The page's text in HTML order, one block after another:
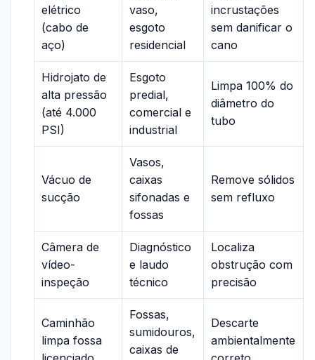
elétrico
(cabo de
aço)
vaso,
esgoto
residencial
incrustações
sem danificar o
cano
Hidrojato de
alta pressão
(até 4.000
PSI)
Esgoto
predial,
comercial e
industrial
Limpa 100% do
diâmetro do
tubo
Vácuo de
sucção
Vasos,
caixas
sifonadas e
fossas
Remove sólidos
sem refluxo
Câmera de
vídeo-
inspeção
Diagnóstico
e laudo
técnico
Localiza
obstrução com
precisão
Caminhão
limpa fossa
Fossas,
sumidouros,
caixas de
Descarte
ambientalmente